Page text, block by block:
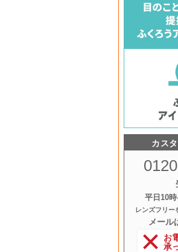
カス
平日10時
レンズフリー
メール
お
承